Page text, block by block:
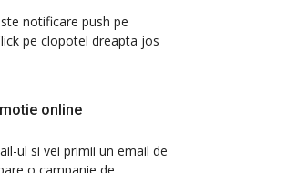
notificare push pe
pe clopotel dreapta jos
online
ul si vei primii un email de